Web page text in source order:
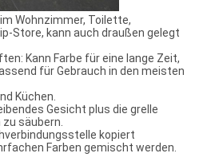
Wohnzimmer, Toilette,
Store, kann auch draußen gelegt
Kann Farbe für eine lange Zeit,
für Gebrauch in den meisten
Küchen.
Gesicht plus die grelle
säubern.
kopiert
Farben gemischt werden.